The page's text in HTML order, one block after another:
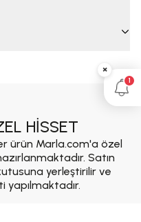
HİSSET
ürün Marla.com'a özel
Satın
yerleştirilir ve
yapılmaktadır.
×
1